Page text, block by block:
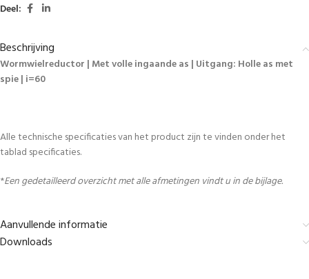
Deel:
Beschrijving
Wormwielreductor | Met volle ingaande as | Uitgang: Holle as met
spie | i=60
Alle technische specificaties van het product zijn te vinden onder het
tablad specificaties.
*Een gedetailleerd overzicht met alle afmetingen vindt u in de bijlage.
Aanvullende informatie
Downloads